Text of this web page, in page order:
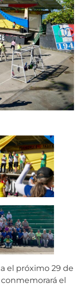
el próximo 29 de
el